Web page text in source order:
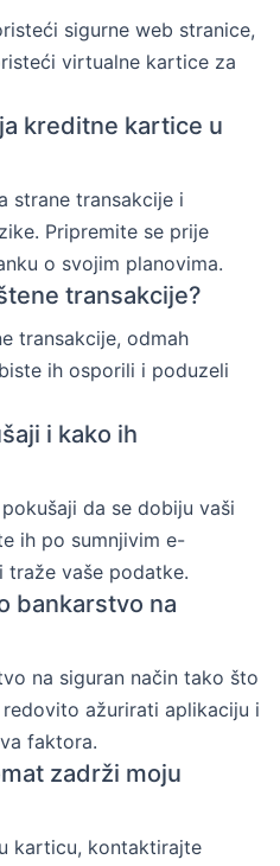
sigurne web stranice,
virtualne kartice za
kreditne kartice u
strane transakcije i
Pripremite se prije
o svojim planovima.
transakcije?
transakcije, odmah
ih osporili i poduzeli
i kako ih
da se dobiju vaši
ih po sumnjivim e-
traže vaše podatke.
bankarstvo na
na siguran način tako što
ažurirati aplikaciju i
faktora.
zadrži moju
karticu, kontaktirajte